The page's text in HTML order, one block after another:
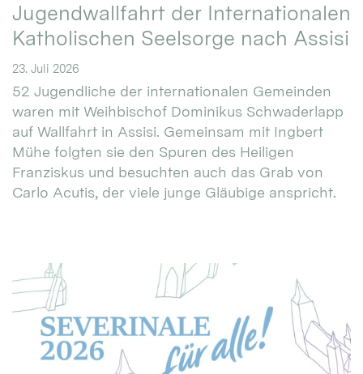
Jugendwallfahrt der Internationalen
Katholischen Seelsorge nach Assisi
23. Juli 2026
52 Jugendliche der internationalen Gemeinden
waren mit Weihbischof Dominikus Schwaderlapp
auf Wallfahrt in Assisi. Gemeinsam mit Ingbert
Mühe folgten sie den Spuren des Heiligen
Franziskus und besuchten auch das Grab von
Carlo Acutis, der viele junge Gläubige anspricht.